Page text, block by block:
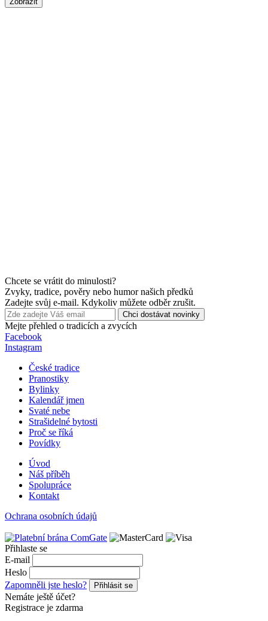
Chcete se vrátit do minulosti?
Zvyky, tradice, pověry nebo humor našich předků
Zadejte svůj e-mail. Kdykoliv můžete odběr zrušit.
Chci dostávat novinky
Mejte přehled o tradicích a zvycích
Facebook
Instagram
České tradice
Pranostiky
Bylinky
Kalendář jmen
Svaté nebe
Strašidelné bytosti
Proč se říká
Povídky
Úvod
Náš příběh
Spolupráce
Kontakt
Ochrana osobních údajů
Přihlaste se
E-mail
Heslo
Zapomněli jste heslo?
Přihlásit se
Nemáte ještě účet?
Registrace je zdarma